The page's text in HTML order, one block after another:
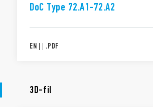
DoC Type 72.A1-72.A2
EN | | .PDF
3D-fil